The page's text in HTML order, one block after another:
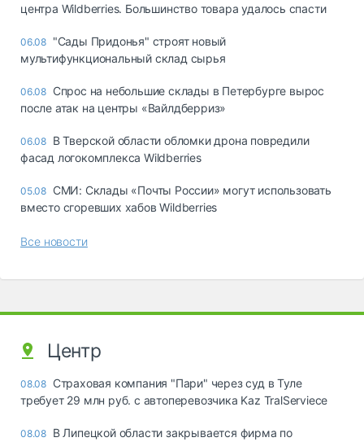
центра Wildberries. Большинство товара удалось спасти
06.08 "Сады Придонья" строят новый
мультифункциональный склад сырья
06.08 Спрос на небольшие склады в Петербурге вырос
после атак на центры «Вайлдберриз»
06.08 В Тверской области обломки дрона повредили
фасад логокомплекса Wildberries
05.08 СМИ: Склады «Почты России» могут использовать
вместо сгоревших хабов Wildberries
Все новости
Центр
08.08 Страховая компания "Пари" через суд в Туле
требует 29 млн руб. с автоперевозчика Kaz TralServiece
08.08 В Липецкой области закрывается фирма по